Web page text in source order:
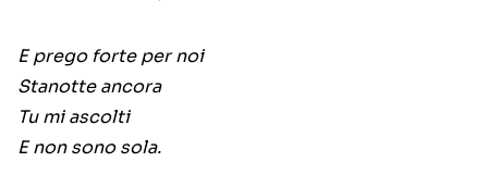
E prego forte per noi
Stanotte ancora
Tu mi ascolti
E non sono sola.